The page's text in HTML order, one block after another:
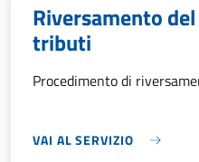
Riversamento
tributi
Procedimento di
VAI AL SERVIZIO